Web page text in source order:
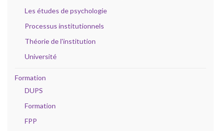
Les études de psychologie
Processus institutionnels
Théorie de l'institution
Université
Formation
DUPS
Formation
FPP